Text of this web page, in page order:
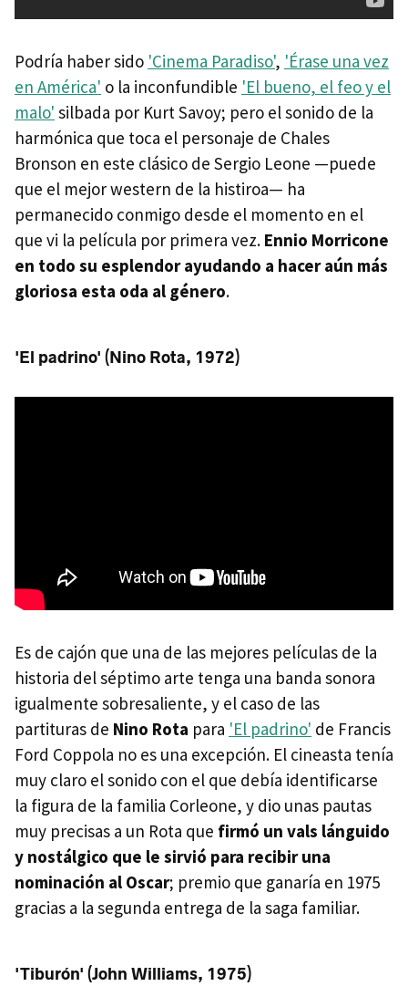
Podría haber sido 'Cinema Paradiso', 'Érase una vez
en América' o la inconfundible 'El bueno, el feo y el
malo' silbada por Kurt Savoy; pero el sonido de la
harmónica que toca el personaje de Chales
Bronson en este clásico de Sergio Leone —puede
que el mejor western de la histiroa— ha
permanecido conmigo desde el momento en el
que vi la película por primera vez. Ennio Morricone
en todo su esplendor ayudando a hacer aún más
gloriosa esta oda al género.
'El padrino' (Nino Rota, 1972)
Es de cajón que una de las mejores películas de la
historia del séptimo arte tenga una banda sonora
igualmente sobresaliente, y el caso de las
partituras de Nino Rota para 'El padrino' de Francis
Ford Coppola no es una excepción. El cineasta tenía
muy claro el sonido con el que debía identificarse
la figura de la familia Corleone, y dio unas pautas
muy precisas a un Rota que firmó un vals lánguido
y nostálgico que le sirvió para recibir una
nominación al Oscar; premio que ganaría en 1975
gracias a la segunda entrega de la saga familiar.
'Tiburón' (John Williams, 1975)